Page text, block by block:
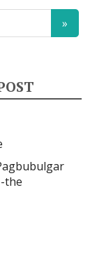
the